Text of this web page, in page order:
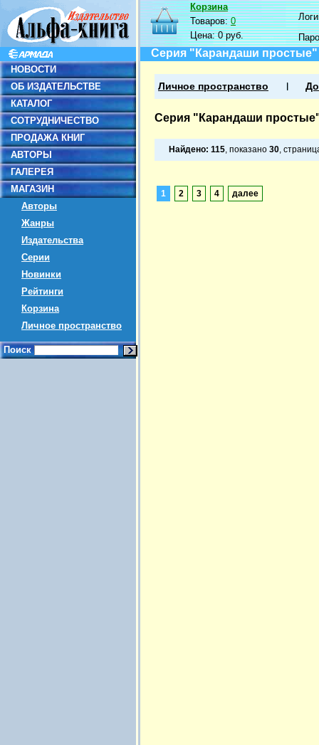
НОВОСТИ
ОБ ИЗДАТЕЛЬСТВЕ
КАТАЛОГ
СОТРУДНИЧЕСТВО
ПРОДАЖА КНИГ
АВТОРЫ
ГАЛЕРЕЯ
МАГАЗИН
Авторы
Жанры
Издательства
Серии
Новинки
Рейтинги
Корзина
Личное пространство
Поиск
Корзина
Товаров:0
Цена:0 руб.
Серия "Карандаши простые"
Личное пространство
Серия "Карандаши
Найдено: 115, показано 30,
1 2 3 4 далее